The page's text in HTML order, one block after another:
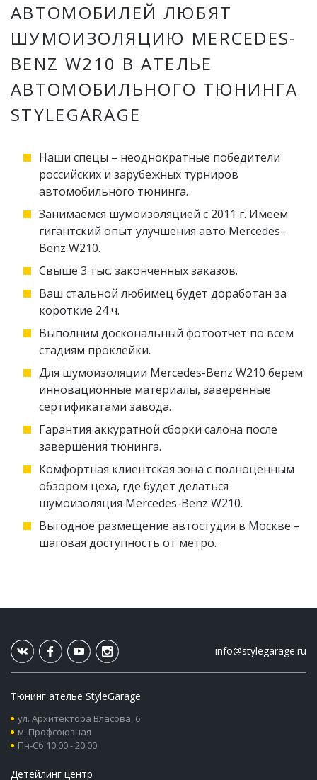
АВТОМОБИЛЕЙ ЛЮБЯТ
ШУМОИЗОЛЯЦИЮ MERCEDES-
BENZ W210 В АТЕЛЬЕ
АВТОМОБИЛЬНОГО ТЮНИНГА
STYLEGARAGE
Наши спецы – неоднократные победители
российских и зарубежных турниров
автомобильного тюнинга.
Занимаемся шумоизоляцией с 2011 г. Имеем
гигантский опыт улучшения авто Mercedes-
Benz W210.
Свыше 3 тыс. законченных заказов.
Ваш стальной любимец будет доработан за
короткие 24 ч.
Выполним доскональный фотоотчет по всем
стадиям проклейки.
Для шумоизоляции Mercedes-Benz W210 берем
инновационные материалы, заверенные
сертификатами завода.
Гарантия аккуратной сборки салона после
завершения тюнинга.
Комфортная клиентская зона с полноценным
обзором цеха, где будет делаться
шумоизоляция Mercedes-Benz W210.
Выгодное размещение автостудия в Москве –
шаговая доступность от метро.
info@stylegarage.ru
Тюнинг ателье StyleGarage
ул. Архитектора Власова, 6
м. Профсоюзная
Пн-Сб 10:00 - 20:00
Детейлинг центр